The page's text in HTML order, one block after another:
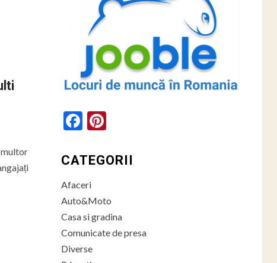
multor
Facebook
Pinterest
CATEGORII
Afaceri
Auto&Moto
Casa si gradina
Comunicate de presa
Diverse